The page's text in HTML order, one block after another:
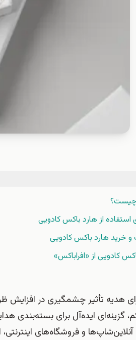
چیست؟
از هارد باکس کادویی
و خرید هارد باکس کادویی
کادویی از «افراباکس»
هدیه تأثیر چشمگیری در افزایش
ایده‌آل برای بسته‌بندی
آنلاین‌شاپ‌ها و فروشگاه‌های